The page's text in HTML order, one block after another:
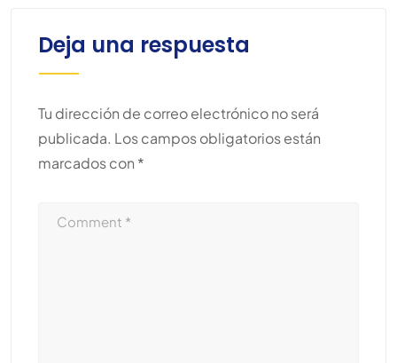
Deja una respuesta
Tu dirección de correo electrónico no será
publicada. Los campos obligatorios están
marcados con *